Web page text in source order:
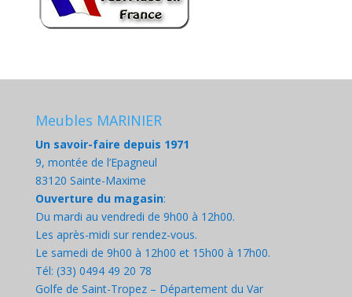
Meubles MARINIER
Un savoir-faire depuis 1971
9, montée de l’Epagneul
83120 Sainte-Maxime
Ouverture du magasin:
Du mardi au vendredi de 9h00 à 12h00.
Les après-midi sur rendez-vous.
Le samedi de 9h00 à 12h00 et 15h00 à 17h00.
Tél: (33) 0494 49 20 78
Golfe de Saint-Tropez – Département du Var